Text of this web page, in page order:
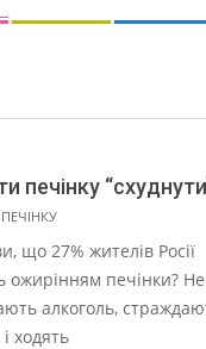
печінку
що 27% жителів Росії
ожирінням печінки? Не
алкоголь,
ходять